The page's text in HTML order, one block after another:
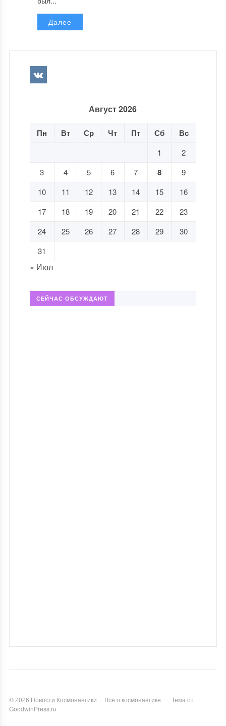
Далее
Август 2026
Пн Вт Ср Чт Пт Сб Вс
1
2
3
4 5 6 7 8
9
10
11 12 13 14 15
16
17
18 19 20 21 22
23
24
25 26 27 28 29
30
31
« Июл
СЕЙЧАС ОБСУЖДАЮТ
©2026 Новости Космонавтики · Всё о космонавтике · Тема от
GoodwinPress.ru